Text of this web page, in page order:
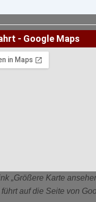
- Google Maps
„Größere Karte
auf die Seite von